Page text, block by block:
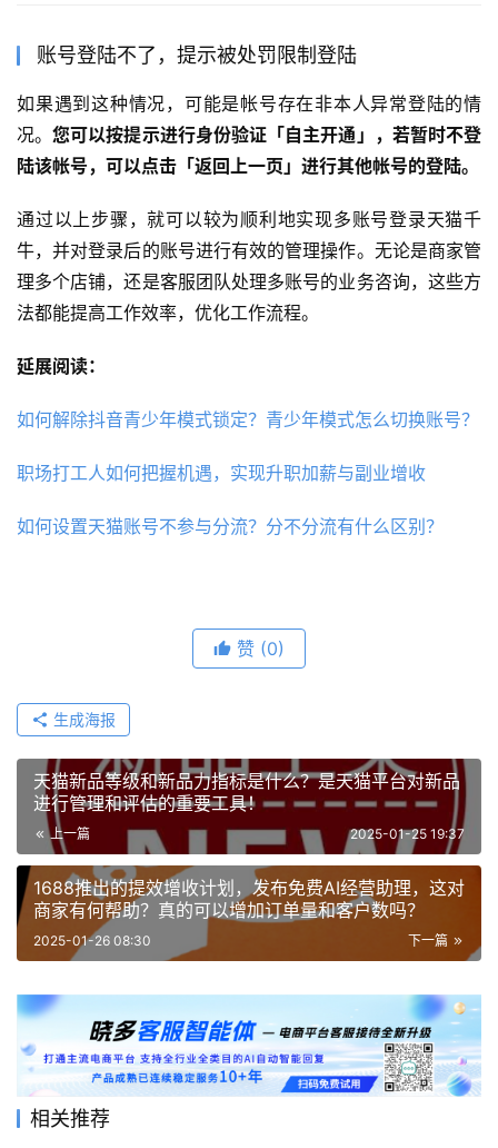
账号登陆不了，提示被处罚限制登陆
如果遇到这种情况，可能是帐号存在非本人异常登陆的情
况。您可以按提示进行身份验证「自主开通」，若暂时不登
陆该帐号，可以点击「返回上一页」进行其他帐号的登陆。
通过以上步骤，就可以较为顺利地实现多账号登录天猫千
牛，并对登录后的账号进行有效的管理操作。无论是商家管
理多个店铺，还是客服团队处理多账号的业务咨询，这些方
法都能提高工作效率，优化工作流程。
延展阅读：
如何解除抖音青少年模式锁定？青少年模式怎么切换账号？
职场打工人如何把握机遇，实现升职加薪与副业增收
如何设置天猫账号不参与分流？分不分流有什么区别？
赞 (0)
生成海报
天猫新品等级和新品力指标是什么？是天猫平台对新品
进行管理和评估的重要工具！
上一篇 2025-01-25 19:37
1688推出的提效增收计划，发布免费AI经营助理，这对
商家有何帮助？真的可以增加订单量和客户数吗？
下一篇
2025-01-26 08:30
相关推荐